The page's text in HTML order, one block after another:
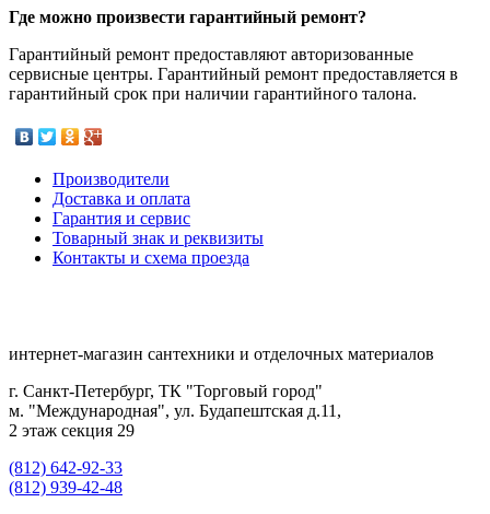
Где можно произвести гарантийный ремонт?
Гарантийный ремонт предоставляют авторизованные
сервисные центры. Гарантийный ремонт предоставляется в
гарантийный срок при наличии гарантийного талона.
Производители
Доставка и оплата
Гарантия и сервис
Товарный знак и реквизиты
Контакты и схема проезда
интернет-магазин сантехники и отделочных материалов
г. Санкт-Петербург, ТК "Торговый город"
м. "Международная", ул. Будапештская д.11,
2 этаж секция 29
(812) 642-92-33
(812) 939-42-48